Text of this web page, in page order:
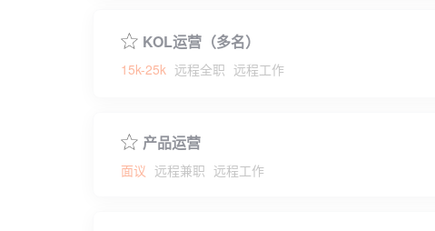
KOL运营（多名）
15k-25k 远程全职 远程工作
产品运营
面议 远程兼职 远程工作